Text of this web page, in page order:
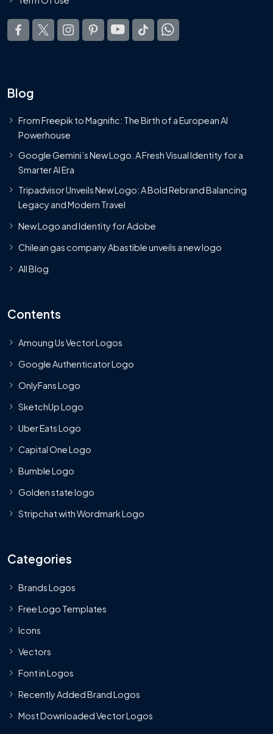
Blog
From Freepik to Magnific: The Birth of a European AI
Powerhouse
Google Gemini’s New Logo. A Fresh Visual Identity for a
Smarter AI Era
Tripadvisor Unveils New Logo: A Bold Rebrand Balancing
Legacy and Modern Travel
New Logo and Identity for Adobe
Chilean gas company Abastible unveils a new logo
All Blog
Contents
Amoung Us Vector Logos
Google Authenticator Logo
OnlyFans Logo
SketchUp Logo
Uber Eats Logo
Capital One Logo
Bumble Logo
Golden state logo
Stripchat with Wordmark Logo
Categories
Brands Logos
Free Logo Templates
Icons
Vectors
Font in Logos
Recently Added Brand Logos
Most Downloaded Vector Logos